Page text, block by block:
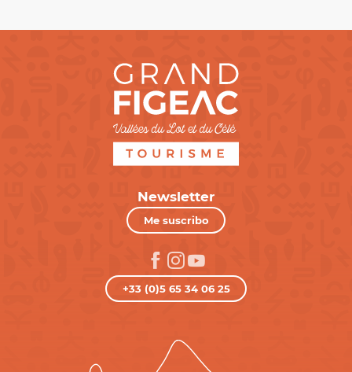
Newsletter
Me suscribo
+33 (0)5 65 34 06 25